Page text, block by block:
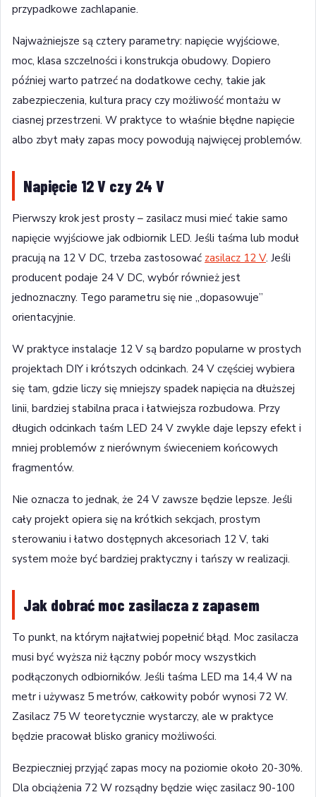
przypadkowe zachlapanie.
Najważniejsze są cztery parametry: napięcie wyjściowe,
moc, klasa szczelności i konstrukcja obudowy. Dopiero
później warto patrzeć na dodatkowe cechy, takie jak
zabezpieczenia, kultura pracy czy możliwość montażu w
ciasnej przestrzeni. W praktyce to właśnie błędne napięcie
albo zbyt mały zapas mocy powodują najwięcej problemów.
Napięcie 12 V czy 24 V
Pierwszy krok jest prosty – zasilacz musi mieć takie samo
napięcie wyjściowe jak odbiornik LED. Jeśli taśma lub moduł
pracują na 12 V DC, trzeba zastosować zasilacz 12 V. Jeśli
producent podaje 24 V DC, wybór również jest
jednoznaczny. Tego parametru się nie „dopasowuje”
orientacyjnie.
W praktyce instalacje 12 V są bardzo popularne w prostych
projektach DIY i krótszych odcinkach. 24 V częściej wybiera
się tam, gdzie liczy się mniejszy spadek napięcia na dłuższej
linii, bardziej stabilna praca i łatwiejsza rozbudowa. Przy
długich odcinkach taśm LED 24 V zwykle daje lepszy efekt i
mniej problemów z nierównym świeceniem końcowych
fragmentów.
Nie oznacza to jednak, że 24 V zawsze będzie lepsze. Jeśli
cały projekt opiera się na krótkich sekcjach, prostym
sterowaniu i łatwo dostępnych akcesoriach 12 V, taki
system może być bardziej praktyczny i tańszy w realizacji.
Jak dobrać moc zasilacza z zapasem
To punkt, na którym najłatwiej popełnić błąd. Moc zasilacza
musi być wyższa niż łączny pobór mocy wszystkich
podłączonych odbiorników. Jeśli taśma LED ma 14,4 W na
metr i używasz 5 metrów, całkowity pobór wynosi 72 W.
Zasilacz 75 W teoretycznie wystarczy, ale w praktyce
będzie pracował blisko granicy możliwości.
Bezpieczniej przyjąć zapas mocy na poziomie około 20-30%.
Dla obciążenia 72 W rozsądny będzie więc zasilacz 90-100